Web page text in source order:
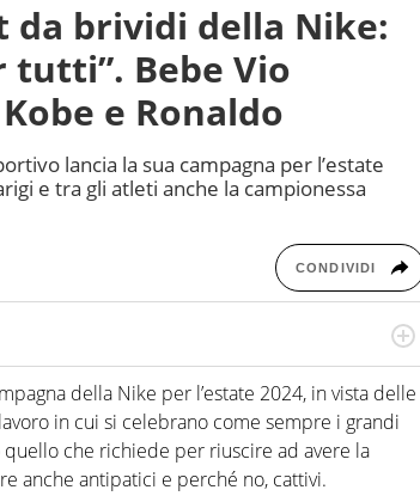
da brividi della Nike:
tutti”. Bebe Vio
e Ronaldo
lancia la sua campagna per l’estate
e tra gli atleti anche la campionessa
CONDIVIDI
segreti: basket, football, baseball e la capacità
non vedono granché
della Nike per l’estate 2024, in vista delle
in cui si celebrano come sempre i grandi
che richiede per riuscire ad avere la
anche antipatici e perché no, cattivi.